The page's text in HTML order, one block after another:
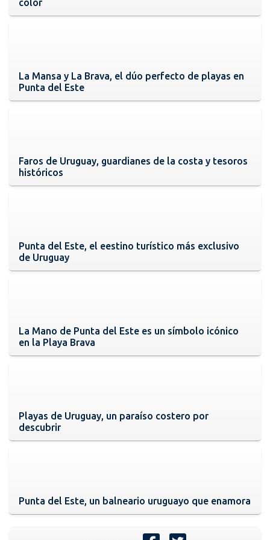
color
La Mansa y La Brava, el dúo perfecto de playas en
Punta del Este
Faros de Uruguay, guardianes de la costa y tesoros
históricos
Punta del Este, el eestino turístico más exclusivo
de Uruguay
La Mano de Punta del Este es un símbolo icónico
en la Playa Brava
Playas de Uruguay, un paraíso costero por
descubrir
Punta del Este, un balneario uruguayo que enamora